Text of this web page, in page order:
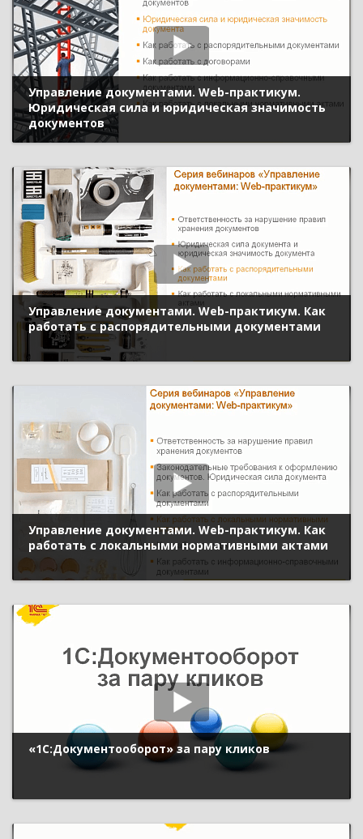
Управление документами. Web-практикум.
Юридическая сила и юридическая значимость
документов
Управление документами. Web-практикум. Как
работать с распорядительными документами
Управление документами. Web-практикум. Как
работать с локальными нормативными актами
«1С:Документооборот» за пару кликов